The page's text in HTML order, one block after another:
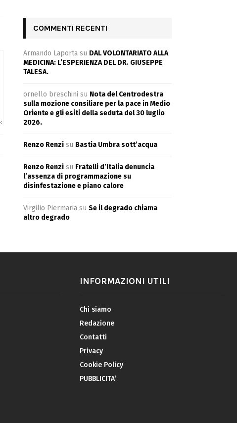
COMMENTI RECENTI
Armando Laporta su DAL VOLONTARIATO ALLA
MEDICINA: L’ESPERIENZA DEL DR. GIUSEPPE
TALESA.
ornello breschini su Nota del Centrodestra
sulla mozione consiliare per la pace in Medio
Oriente e gli esiti della seduta del 30 luglio
2026.
Renzo Renzi su Bastia Umbra sott’acqua
Renzo Renzi su Fratelli d’Italia denuncia
l’assenza di programmazione su
disinfestazione e piano calore
Virgilio Piermaria su Se il degrado chiama
altro degrado
INFORMAZIONI UTILI
Chi siamo
Redazione
Contatti
Privacy
Cookie Policy
PUBBLICITA’